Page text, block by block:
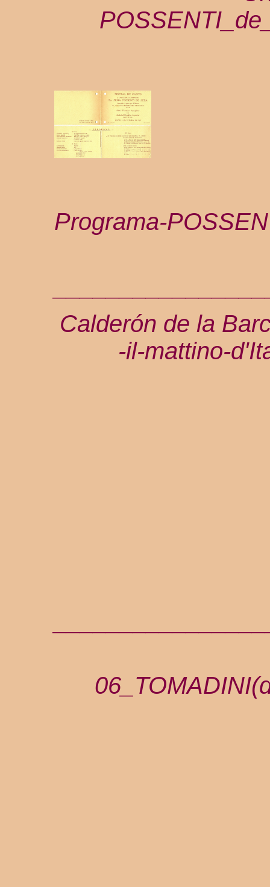
Programa-
Calderón de la
-il-mattino-